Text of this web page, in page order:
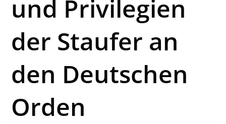
und Privilegien
der Staufer an
den Deutschen
Orden